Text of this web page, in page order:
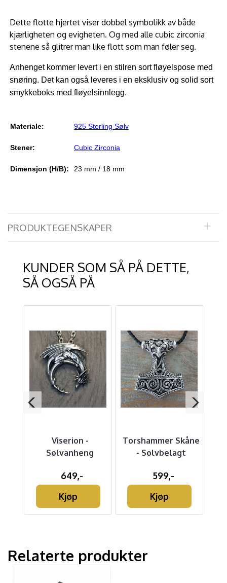
Dette flotte hjertet viser dobbel symbolikk av både
kjærligheten og evigheten. Og med alle cubic zirconia
stenene så glitrer man like flott som man føler seg.
Anhenget kommer levert i en stilren sort fløyelspose med
snøring. Det kan også leveres i en eksklusiv og solid sort
smykkeboks med fløyelsinnlegg.
Materiale: 925 Sterling Sølv
Stener: Cubic Zirconia
Dimensjon (H/B): 23 mm / 18 mm
PRODUKTEGENSKAPER
KUNDER SOM SÅ PÅ DETTE,
SÅ OGSÅ PÅ
Viserion -
Sølvanheng
649,-
Kjøp
Torshammer Skåne
- Sølvbelagt
599,-
Kjøp
Relaterte produkter